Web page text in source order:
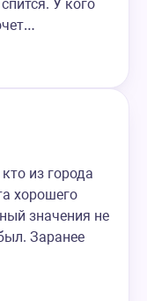
У кого
из города
хорошего
значения не
Заранее